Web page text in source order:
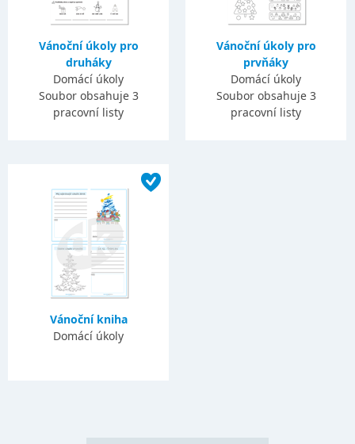
Vánoční úkoly pro
druháky
Domácí úkoly
Soubor obsahuje 3
pracovní listy
Vánoční úkoly pro
prvňáky
Domácí úkoly
Soubor obsahuje 3
pracovní listy
Vánoční kniha
Domácí úkoly